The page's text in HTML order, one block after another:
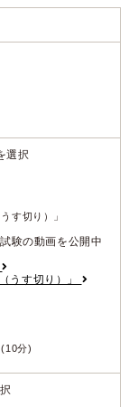
選択
す切り）」
験の動画を公開中
うす切り）」
分)